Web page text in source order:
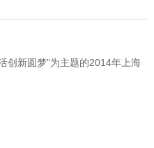
创新圆梦"为主题的2014年上海